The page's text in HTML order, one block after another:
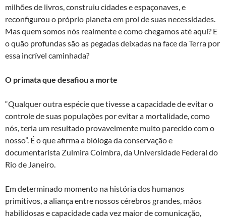
milhões de livros, construiu cidades e espaçonaves, e
reconfigurou o próprio planeta em prol de suas necessidades.
Mas quem somos nós realmente e como chegamos até aqui? E
o quão profundas são as pegadas deixadas na face da Terra por
essa incrível caminhada?
O primata que desafiou a morte
“Qualquer outra espécie que tivesse a capacidade de evitar o
controle de suas populações por evitar a mortalidade, como
nós, teria um resultado provavelmente muito parecido com o
nosso”. É o que afirma a bióloga da conservação e
documentarista Zulmira Coimbra, da Universidade Federal do
Rio de Janeiro.
Em determinado momento na história dos humanos
primitivos, a aliança entre nossos cérebros grandes, mãos
habilidosas e capacidade cada vez maior de comunicação,